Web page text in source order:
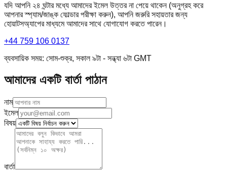
যদি আপনি ২৪ ঘন্টার মধ্যে আমাদের ইমেল উত্তর না পেয়ে থাকেন (অনুগ্রহ করে
আপনার স্প্যাম/জাঙ্ক ফোল্ডার পরীক্ষা করুন), আপনি জরুরি সহায়তার জন্য
হোয়াটসঅ্যাপের মাধ্যমে আমাদের সাথে যোগাযোগ করতে পারেন।
+44 759 106 0137
ব্যবসায়িক সময়: সোম-শুক্র, সকাল ৯টা - সন্ধ্যা ৬টা GMT
আমাদের একটি বার্তা পাঠান
নাম
ইমেল
বিষয়
বার্তা